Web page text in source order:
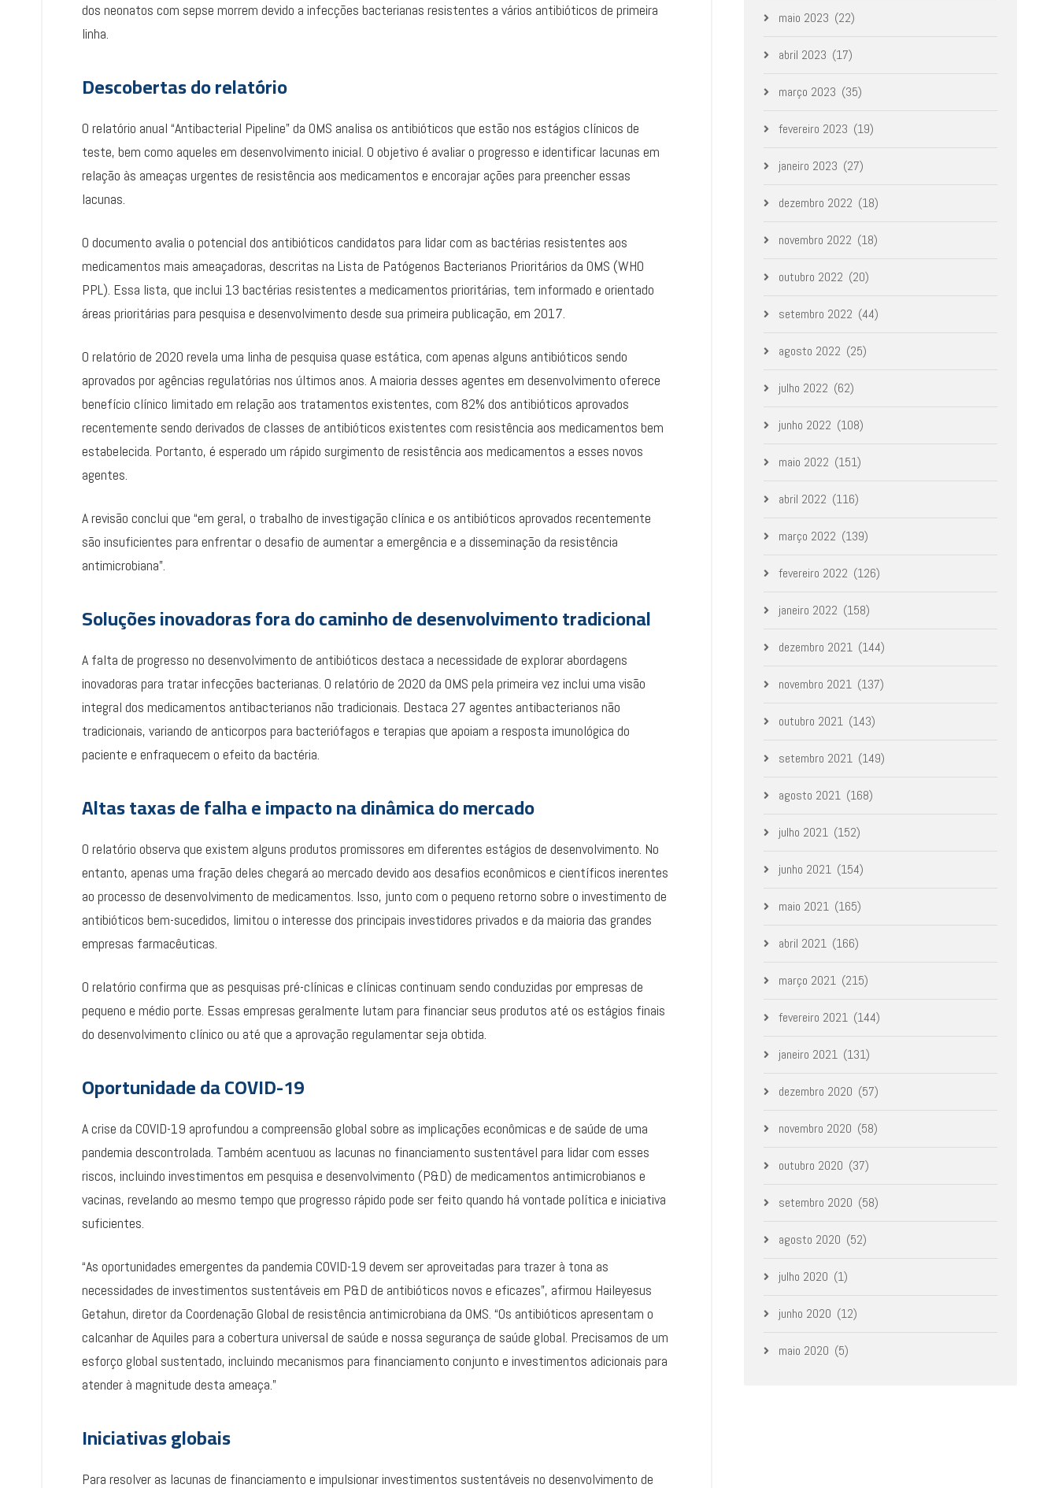
dos neonatos com sepse morrem devido a infecções bacterianas resistentes a vários antibióticos de primeira
linha.
Descobertas do relatório
O relatório anual “Antibacterial Pipeline” da OMS analisa os antibióticos que estão nos estágios clínicos de
teste, bem como aqueles em desenvolvimento inicial. O objetivo é avaliar o progresso e identificar lacunas em
relação às ameaças urgentes de resistência aos medicamentos e encorajar ações para preencher essas
lacunas.
O documento avalia o potencial dos antibióticos candidatos para lidar com as bactérias resistentes aos
medicamentos mais ameaçadoras, descritas na Lista de Patógenos Bacterianos Prioritários da OMS (WHO
PPL). Essa lista, que inclui 13 bactérias resistentes a medicamentos prioritárias, tem informado e orientado
áreas prioritárias para pesquisa e desenvolvimento desde sua primeira publicação, em 2017.
O relatório de 2020 revela uma linha de pesquisa quase estática, com apenas alguns antibióticos sendo
aprovados por agências regulatórias nos últimos anos. A maioria desses agentes em desenvolvimento oferece
benefício clínico limitado em relação aos tratamentos existentes, com 82% dos antibióticos aprovados
recentemente sendo derivados de classes de antibióticos existentes com resistência aos medicamentos bem
estabelecida. Portanto, é esperado um rápido surgimento de resistência aos medicamentos a esses novos
agentes.
A revisão conclui que “em geral, o trabalho de investigação clínica e os antibióticos aprovados recentemente
são insuficientes para enfrentar o desafio de aumentar a emergência e a disseminação da resistência
antimicrobiana”.
Soluções inovadoras fora do caminho de desenvolvimento tradicional
A falta de progresso no desenvolvimento de antibióticos destaca a necessidade de explorar abordagens
inovadoras para tratar infecções bacterianas. O relatório de 2020 da OMS pela primeira vez inclui uma visão
integral dos medicamentos antibacterianos não tradicionais. Destaca 27 agentes antibacterianos não
tradicionais, variando de anticorpos para bacteriófagos e terapias que apoiam a resposta imunológica do
paciente e enfraquecem o efeito da bactéria.
Altas taxas de falha e impacto na dinâmica do mercado
O relatório observa que existem alguns produtos promissores em diferentes estágios de desenvolvimento. No
entanto, apenas uma fração deles chegará ao mercado devido aos desafios econômicos e científicos inerentes
ao processo de desenvolvimento de medicamentos. Isso, junto com o pequeno retorno sobre o investimento de
antibióticos bem-sucedidos, limitou o interesse dos principais investidores privados e da maioria das grandes
empresas farmacêuticas.
O relatório confirma que as pesquisas pré-clínicas e clínicas continuam sendo conduzidas por empresas de
pequeno e médio porte. Essas empresas geralmente lutam para financiar seus produtos até os estágios finais
do desenvolvimento clínico ou até que a aprovação regulamentar seja obtida.
Oportunidade da COVID-19
A crise da COVID-19 aprofundou a compreensão global sobre as implicações econômicas e de saúde de uma
pandemia descontrolada. Também acentuou as lacunas no financiamento sustentável para lidar com esses
riscos, incluindo investimentos em pesquisa e desenvolvimento (P&D) de medicamentos antimicrobianos e
vacinas, revelando ao mesmo tempo que progresso rápido pode ser feito quando há vontade política e iniciativa
suficientes.
“As oportunidades emergentes da pandemia COVID-19 devem ser aproveitadas para trazer à tona as
necessidades de investimentos sustentáveis em P&D de antibióticos novos e eficazes”, afirmou Haileyesus
Getahun, diretor da Coordenação Global de resistência antimicrobiana da OMS. “Os antibióticos apresentam o
calcanhar de Aquiles para a cobertura universal de saúde e nossa segurança de saúde global. Precisamos de um
esforço global sustentado, incluindo mecanismos para financiamento conjunto e investimentos adicionais para
atender à magnitude desta ameaça.”
Iniciativas globais
Para resolver as lacunas de financiamento e impulsionar investimentos sustentáveis no desenvolvimento de
maio 2023 (22)
abril 2023 (17)
março 2023 (35)
fevereiro 2023 (19)
janeiro 2023 (27)
dezembro 2022 (18)
novembro 2022 (18)
outubro 2022 (20)
setembro 2022 (44)
agosto 2022 (25)
julho 2022 (62)
junho 2022 (108)
maio 2022 (151)
abril 2022 (116)
março 2022 (139)
fevereiro 2022 (126)
janeiro 2022 (158)
dezembro 2021 (144)
novembro 2021 (137)
outubro 2021 (143)
setembro 2021 (149)
agosto 2021 (168)
julho 2021 (152)
junho 2021 (154)
maio 2021 (165)
abril 2021 (166)
março 2021 (215)
fevereiro 2021 (144)
janeiro 2021 (131)
dezembro 2020 (57)
novembro 2020 (58)
outubro 2020 (37)
setembro 2020 (58)
agosto 2020 (52)
julho 2020 (1)
junho 2020 (12)
maio 2020 (5)